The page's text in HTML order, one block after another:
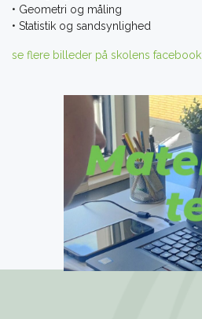
• Geometri og måling
• Statistik og sandsynlighed
se flere billeder på skolens facebook